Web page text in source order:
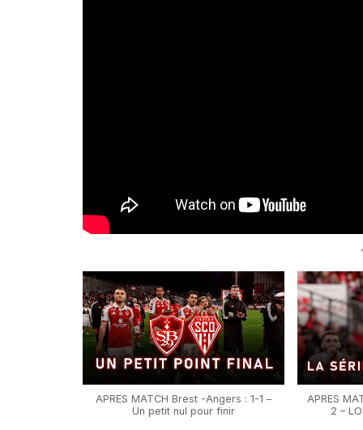
APRES MATCH Brest -Angers : 1-1 –
Un petit nul pour finir
APRES
2 –